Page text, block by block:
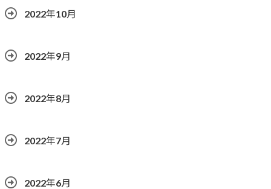
2022年10月
2022年9月
2022年8月
2022年7月
2022年6月